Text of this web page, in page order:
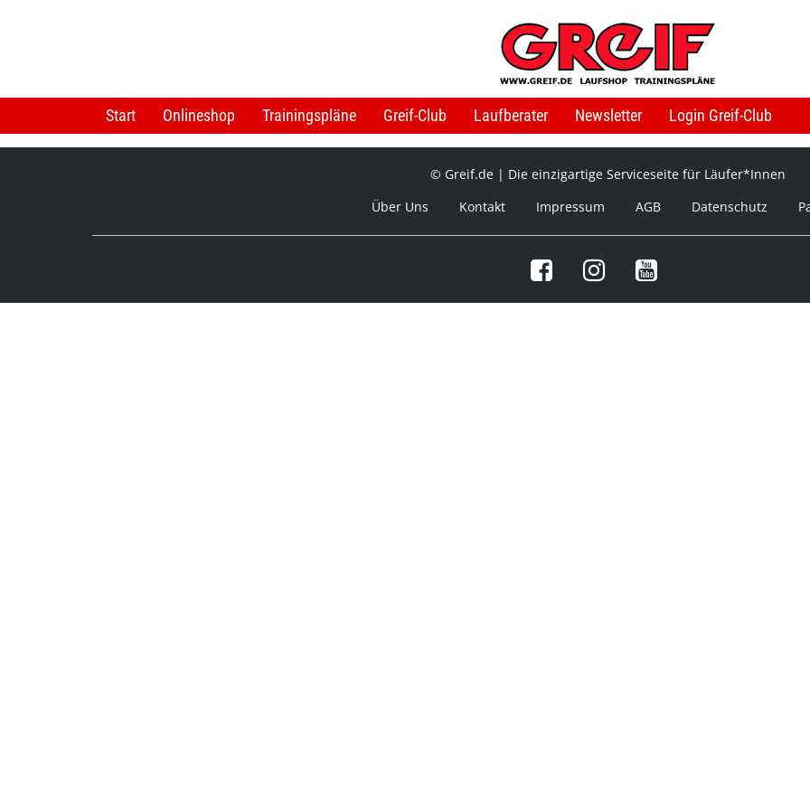
Start Onlineshop Trainingspläne Greif-Club Laufberater Newsletter Login Greif-Club
© Greif.de | Die einzigartige Serviceseite für Läufer*Innen
Über Uns
Kontakt Impressum AGB Datenschutz